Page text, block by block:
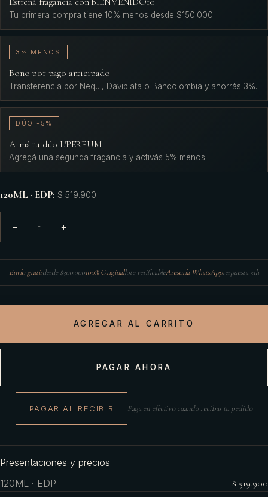
Tu primera compra tiene 10% menos desde $150.000.
3% MENOS
Bono por pago anticipado
Transferencia por Nequi, Daviplata o Bancolombia y ahorrás 3%.
DÚO -5%
Armá tu dúo L'PERFUM
Agregá una segunda fragancia y activás 5% menos.
120ML · EDP: $ 519.900
− 1 +
Envío gratisdesde $300.000100% Originallote verificableAsesoría WhatsApprespuesta <1h
AGREGAR AL CARRITO
PAGAR AHORA
PAGAR AL RECIBIR Paga en efectivo cuando recibas tu pedido
Presentaciones y precios
120ML · EDP
$ 519.900